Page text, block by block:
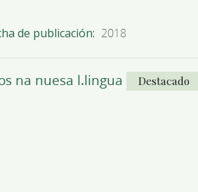
de publicación 2018
na nuesa l.lingua Destacado